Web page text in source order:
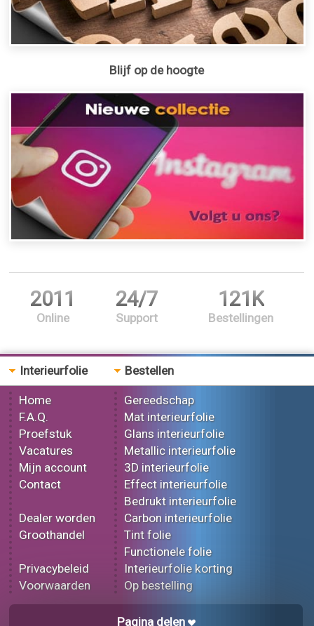
Blijf op de hoogte
2011
Online
24/7
Support
121K
Bestellingen
Interieurfolie
Home
F.A.Q.
Proefstuk
Vacatures
Mijn account
Contact
Dealer worden
Groothandel
Privacybeleid
Voorwaarden
Bestellen
Gereedschap
Mat interieurfolie
Glans interieurfolie
Metallic interieurfolie
3D interieurfolie
Effect interieurfolie
Bedrukt interieurfolie
Carbon interieurfolie
Tint folie
Functionele folie
Interieurfolie korting
Op bestelling
Pagina delen